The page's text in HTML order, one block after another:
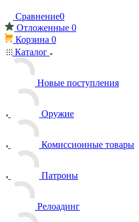
Сравнение0
Отложенные 0
Корзина 0
Каталог
Новые поступления
Оружие
Комиссионные товары
Патроны
Релоадинг